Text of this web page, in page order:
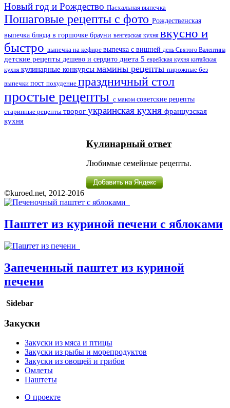
Новый год и Рождество Пасхальная выпечка
Пошаговые рецепты с фото Рождественская
выпечка блюда в горшочке брауни венгерская кухня вкусно и
быстро выпечка на кефире выпечка с вишней день Святого Валентина
детские рецепты дешево и сердито диета 5 еврейская кухня китайская
кухня кулинарные конкурсы мамины рецепты пирожные без
выпечки пост похудение праздничный стол
простые рецепты с маком советские рецепты
старинные рецепты творог украинская кухня французская
кухня
Кулинарный ответ
Любимые семейные рецепты.
©kuroed.net, 2012-2016
Паштет из куриной печени с яблоками
Запеченный паштет из куриной
печени
Sidebar
Закуски
Закуски из мяса и птицы
Закуски из рыбы и морепродуктов
Закуски из овощей и грибов
Омлеты
Паштеты
О проекте